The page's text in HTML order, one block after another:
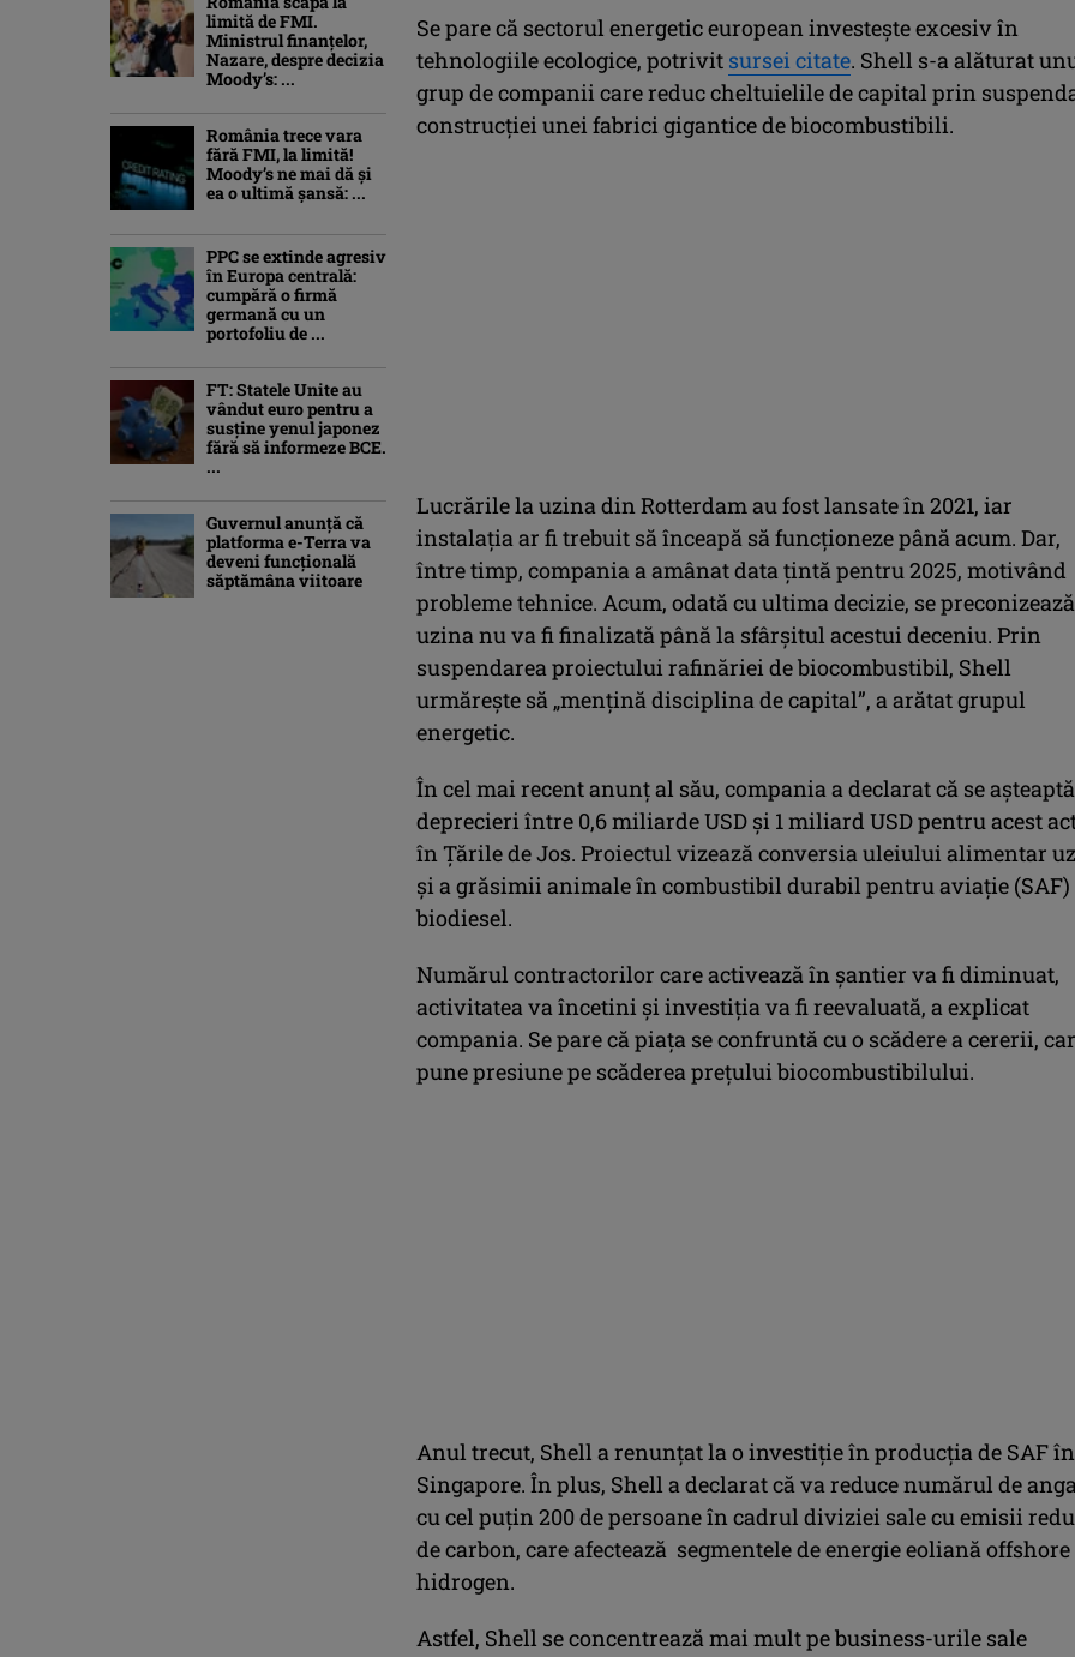
Se pare că sectorul energetic european investește excesiv în
tehnologiile ecologice, potrivit sursei citate. Shell s-a alăturat
grup de companii care reduc cheltuielile de capital prin
construcției unei fabrici gigantice de biocombustibili.
Lucrările la uzina din Rotterdam au fost lansate în 2021, iar
instalația ar fi trebuit să înceapă să funcționeze până acum. Dar,
între timp, compania a amânat data țintă pentru 2025, motivând
probleme tehnice. Acum, odată cu ultima decizie, se
uzina nu va fi finalizată până la sfârșitul acestui deceniu. Prin
suspendarea proiectului rafinăriei de biocombustibil, Shell
urmărește să „mențină disciplina de capital”, a arătat grupul
energetic.
În cel mai recent anunț al său, compania a declarat că se
deprecieri între 0,6 miliarde USD și 1 miliard USD pentru acest
în Țările de Jos. Proiectul vizează conversia uleiului alimentar
și a grăsimii animale în combustibil durabil pentru aviație (SAF)
biodiesel.
Numărul contractorilor care activează în șantier va fi diminuat,
activitatea va încetini și investiția va fi reevaluată, a explicat
compania. Se pare că piața se confruntă cu o scădere a cererii,
pune presiune pe scăderea prețului biocombustibilului.
Anul trecut, Shell a renunțat la o investiție în producția de SAF în
Singapore. În plus, Shell a declarat că va reduce numărul de
cu cel puțin 200 de persoane în cadrul diviziei sale cu emisii
de carbon, care afectează segmentele de energie eoliană offshore
hidrogen.
Astfel, Shell se concentrează mai mult pe business-urile sale
limită de FMI.
Ministrul finanțelor,
Nazare, despre decizia
Moody’s: ...
România trece vara
fără FMI, la limită!
Moody’s ne mai dă și
ea o ultimă șansă: ...
PPC se extinde agresiv
în Europa centrală:
cumpără o firmă
germană cu un
portofoliu de ...
FT: Statele Unite au
vândut euro pentru a
susține yenul japonez
fără să informeze BCE.
...
Guvernul anunță că
platforma e-Terra va
deveni funcţională
săptămâna viitoare